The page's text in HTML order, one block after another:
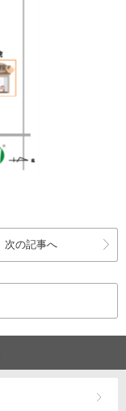
次の記事へ